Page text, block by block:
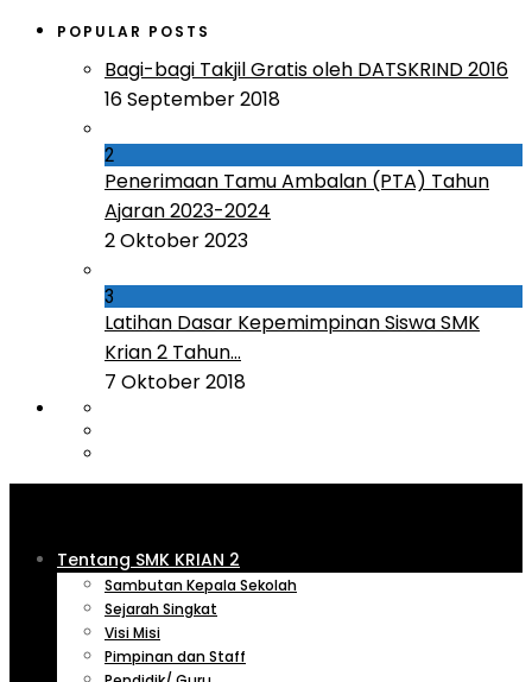
POPULAR POSTS
Bagi-bagi Takjil Gratis oleh DATSKRIND 2016
16 September 2018
2
Penerimaan Tamu Ambalan (PTA) Tahun
Ajaran 2023-2024
2 Oktober 2023
3
Latihan Dasar Kepemimpinan Siswa SMK
Krian 2 Tahun...
7 Oktober 2018
Tentang SMK KRIAN 2
Sambutan Kepala Sekolah
Sejarah Singkat
Visi Misi
Pimpinan dan Staff